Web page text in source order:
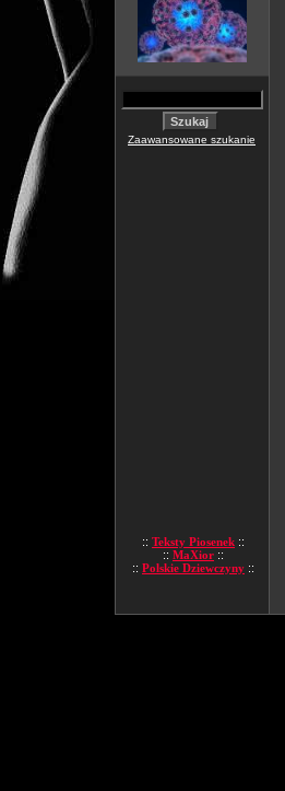
Zaawansowane szukanie
:: Teksty Piosenek ::
:: MaXior ::
:: Polskie Dziewczyny ::